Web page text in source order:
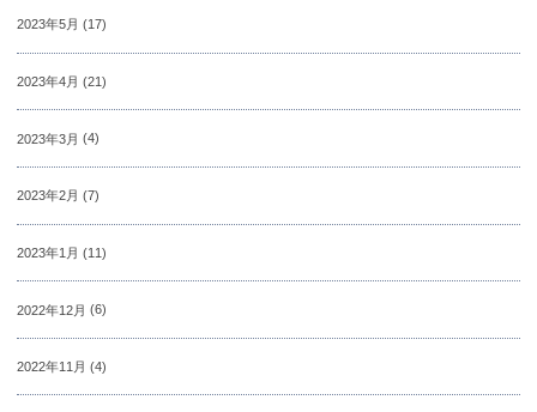
2023年5月 (17)
2023年4月 (21)
2023年3月 (4)
2023年2月 (7)
2023年1月 (11)
2022年12月 (6)
2022年11月 (4)